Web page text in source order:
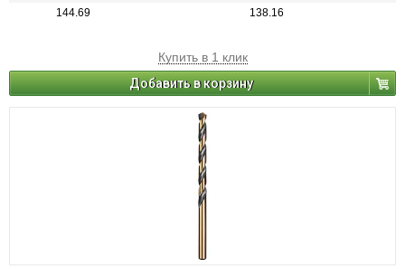
144.69 138.16
Купить в 1 клик
Добавить в корзину